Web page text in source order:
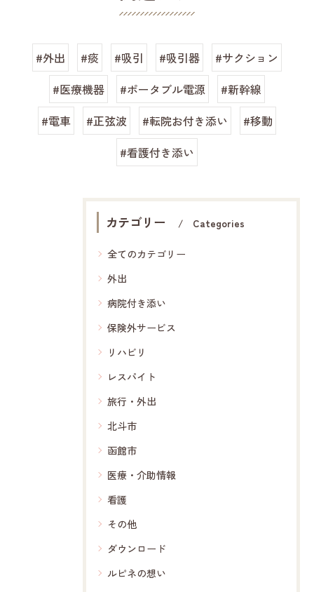
#外出 #痰 #吸引 #吸引器
#サクション
#医療機器
#ポータブル電源
#新幹線
#電車
#正弦波 #転院お付き添い
#移動
#看護付き添い
カテゴリー Categories
全てのカテゴリー
外出
病院付き添い
保険外サービス
リハビリ
レスパイト
旅行・外出
北斗市
函館市
医療・介助情報
看護
その他
ダウンロード
ルピネの想い